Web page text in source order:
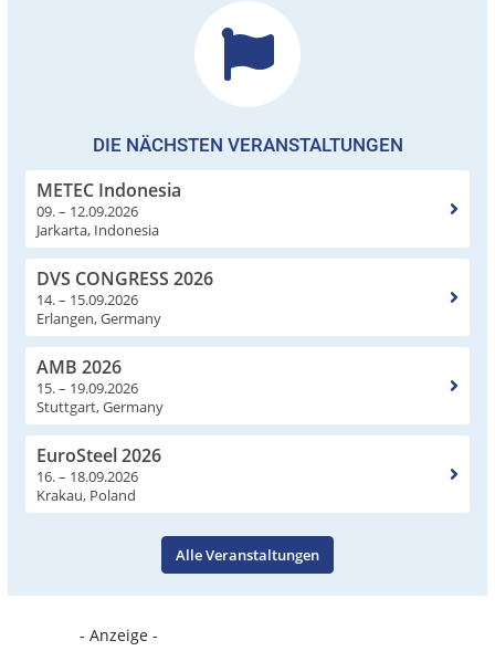
DIE NÄCHSTEN VERANSTALTUNGEN
METEC Indonesia
09. – 12.09.2026
Jarkarta, Indonesia
DVS CONGRESS 2026
14. – 15.09.2026
Erlangen, Germany
AMB 2026
15. – 19.09.2026
Stuttgart, Germany
EuroSteel 2026
16. – 18.09.2026
Krakau, Poland
Alle Veranstaltungen
- Anzeige -